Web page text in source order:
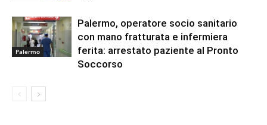
Palermo
Palermo, operatore socio sanitario
con mano fratturata e infermiera
ferita: arrestato paziente al Pronto
Soccorso